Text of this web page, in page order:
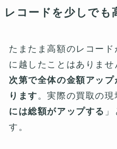
レコードを少しでも
たまたま高額のレコー
に越したことはありませ
次第で全体の金額アッ
ります。実際の買取の現
には総額がアップする
す。